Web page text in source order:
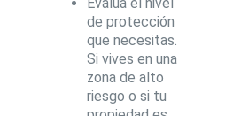
de protección
que necesitas.
Si vives en una
zona de alto
riesgo o si tu